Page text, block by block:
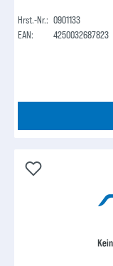
Hrst.-Nr.: 0901133
EAN:
4250032687823